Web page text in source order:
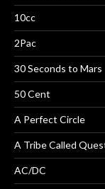
10cc
2Pac
30 Seconds to Mars
50 Cent
A Perfect Circle
A Tribe Called
AC/DC